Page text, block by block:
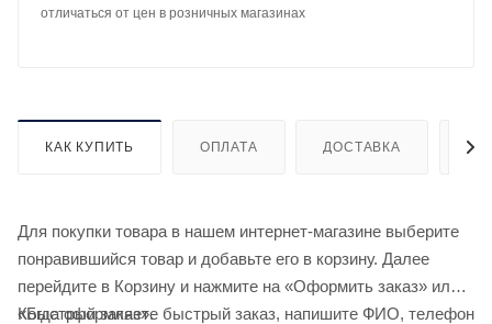
отличаться от цен в розничных магазинах
КАК КУПИТЬ ОПЛАТА ДОСТАВКА
Для покупки товара в нашем интернет-магазине выберите
понравившийся товар и добавьте его в корзину. Далее
перейдите в Корзину и нажмите на «Оформить заказ» или
«Быстрый заказ».
Когда оформляете быстрый заказ, напишите ФИО, телефон